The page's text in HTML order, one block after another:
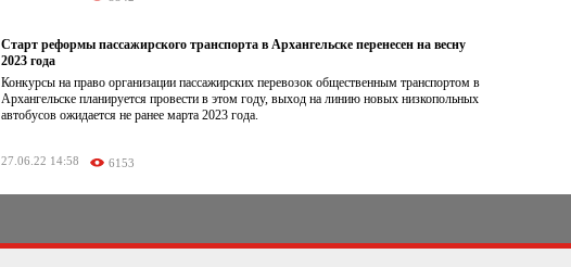
Старт реформы пассажирского транспорта в Архангельске перенесен на весну
2023 года
Конкурсы на право организации пассажирских перевозок общественным транспортом в
Архангельске планируется провести в этом году, выход на линию новых низкопольных
автобусов ожидается не ранее марта 2023 года.
27.06.22 14:58 6153